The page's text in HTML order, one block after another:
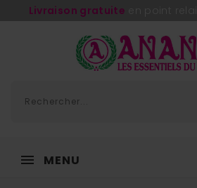
Livraison gratuite
MENU